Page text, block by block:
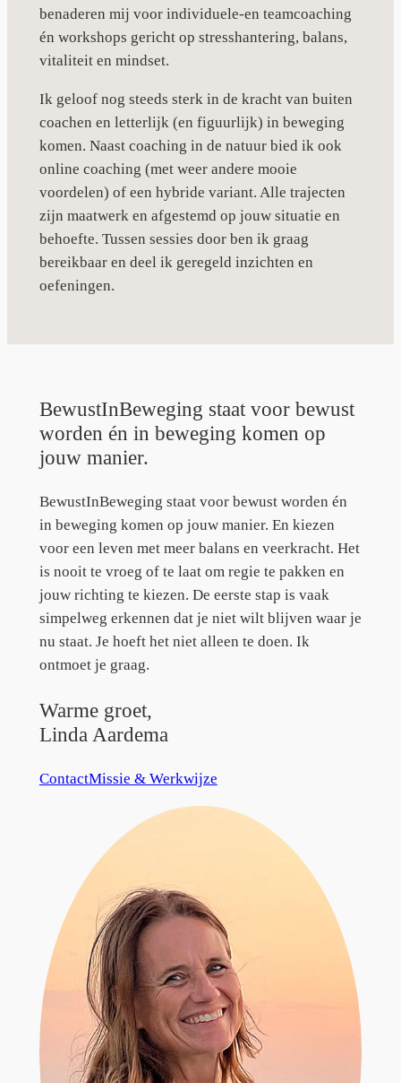
benaderen mij voor individuele-en teamcoaching
én workshops gericht op stresshantering, balans,
vitaliteit en mindset.
Ik geloof nog steeds sterk in de kracht van buiten
coachen en letterlijk (en figuurlijk) in beweging
komen. Naast coaching in de natuur bied ik ook
online coaching (met weer andere mooie
voordelen) of een hybride variant. Alle trajecten
zijn maatwerk en afgestemd op jouw situatie en
behoefte. Tussen sessies door ben ik graag
bereikbaar en deel ik geregeld inzichten en
oefeningen.
BewustInBeweging staat voor bewust
worden én in beweging komen op
jouw manier.
BewustInBeweging staat voor bewust worden én
in beweging komen op jouw manier. En kiezen
voor een leven met meer balans en veerkracht. Het
is nooit te vroeg of te laat om regie te pakken en
jouw richting te kiezen. De eerste stap is vaak
simpelweg erkennen dat je niet wilt blijven waar je
nu staat. Je hoeft het niet alleen te doen. Ik
ontmoet je graag.
Warme groet,
Linda Aardema
ContactMissie & Werkwijze